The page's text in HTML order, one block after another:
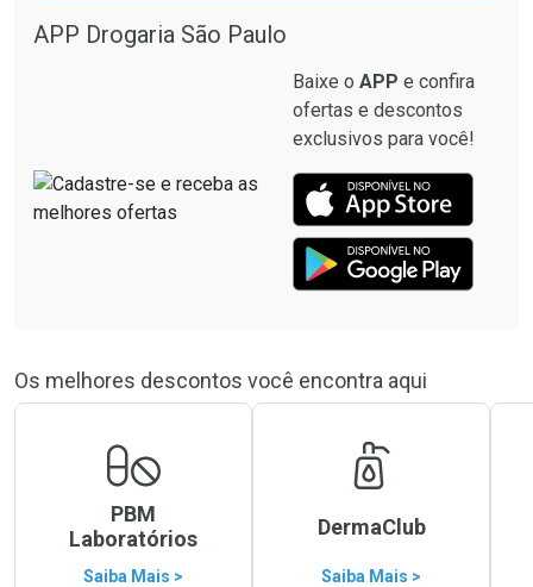
APP Drogaria São Paulo
Baixe o APP e confira
ofertas e descontos
exclusivos para você!
Os melhores descontos você encontra aqui
PBM
Laboratórios
Saiba Mais >
DermaClub
Saiba Mais >